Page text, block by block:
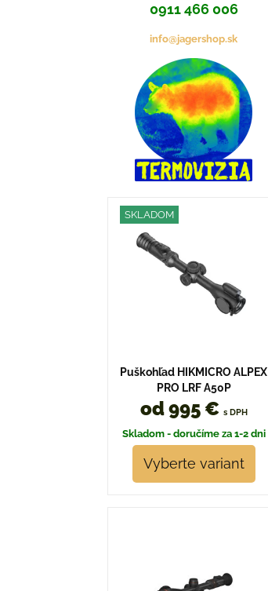
0911 466 006
info@jagershop.sk
SKLADOM
Puškohľad HIKMICRO ALPEX
PRO LRF A50P
od 995 € s DPH
Skladom - doručíme za 1-2 dni
Vyberte variant